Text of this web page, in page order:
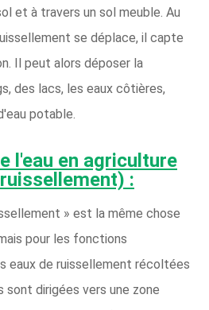
et à travers un sol meuble. Au
se déplace, il capte
Il peut alors déposer la
des lacs, les eaux côtières,
potable.
l'eau en agriculture
:
» est la même chose
pour les fonctions
eaux de ruissellement récoltées
sont dirigées vers une zone